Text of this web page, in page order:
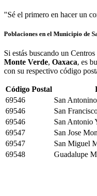
"Sé el primero en hacer un
Poblaciones en el Municipio de
Si estás buscando un
Monte Verde, Oaxaca, es
con su respectivo código
Código Postal
69546
San
69546
San
69546
San Antonio
69547
San Jose
69547
San Miguel
69548
Guadalupe